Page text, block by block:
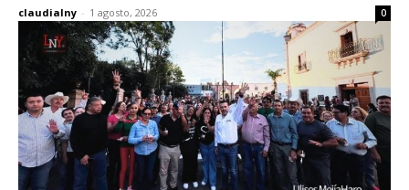
claudialny - 1 agosto, 2026 0